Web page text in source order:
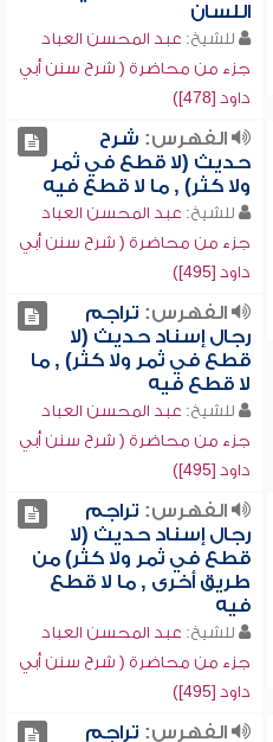
اللسان
للشيخ: عبد المحسن العباد
جزء من محاضرة ( شرح سنن أبي
داود [478])
الفهرس: شرح
حديث (لا قطع في ثمر
ولا كثر) , ما لا قطع فيه
للشيخ: عبد المحسن العباد
جزء من محاضرة ( شرح سنن أبي
داود [495])
الفهرس: تراجم
رجال إسناد حديث (لا
قطع في ثمر ولا كثر) , ما
لا قطع فيه
للشيخ: عبد المحسن العباد
جزء من محاضرة ( شرح سنن أبي
داود [495])
الفهرس: تراجم
رجال إسناد حديث (لا
قطع في ثمر ولا كثر) من
طريق أخرى , ما لا قطع
فيه
للشيخ: عبد المحسن العباد
جزء من محاضرة ( شرح سنن أبي
داود [495])
الفهرس: تراجم